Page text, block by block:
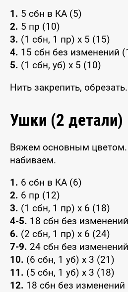
1. 5 сбн в КА (5)
2. 5 пр (10)
3. (1 сбн, 1 пр) x 5 (15)
4. 15 сбн без изменений
5. (1 сбн, уб) x 5 (10)
Нить закрепить, обрезать.
Ушки (2 детали)
Вяжем основным
набиваем.
1. 6 сбн в КА (6)
2. 6 пр (12)
3. (1 сбн, 1 пр) x 6 (18)
4-5. 18 сбн без
6. (2 сбн, 1 пр) x 6 (24)
7-9. 24 сбн без
10. (6 сбн, 1 уб) x 3 (21)
11. (5 сбн, 1 уб) x 3 (18)
12. 18 сбн без изменений